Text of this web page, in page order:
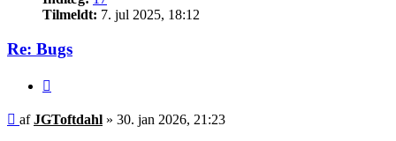
Tilmeldt: 7. jul 2025, 18:12
Re: Bugs
Indlæg
afJGToftdahl » 30. jan 2026, 21:23